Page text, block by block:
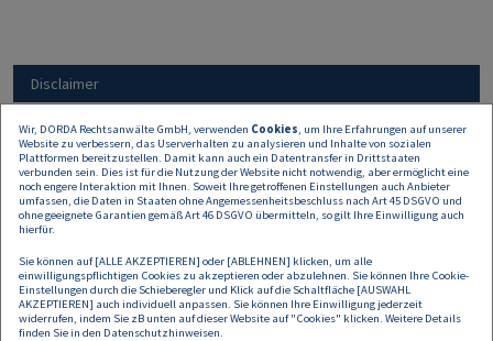
Disclaimer
Alle Angaben auf dieser Website dienen nur der
Erstinformation und können keine rechtliche oder
sonstige Beratung sein oder ersetzen. Daher
übernehmen wir keine Haftung für allfälligen
Schadenersatz.
Wir, DORDA Rechtsanwälte GmbH, verwenden Cookies, um Ihre Erfahrungen auf unserer
Website zu verbessern, das Userverhalten zu analysieren und Inhalte von sozialen
Plattformen bereitzustellen. Damit kann auch ein Datentransfer in Drittstaaten
verbunden sein. Dies ist für die Nutzung der Website nicht notwendig, aber ermöglicht eine
noch engere Interaktion mit Ihnen. Soweit Ihre getroffenen Einstellungen auch Anbieter
umfassen, die Daten in Staaten ohne Angemessenheitsbeschluss nach Art 45 DSGVO und
ohne geeignete Garantien gemäß Art 46 DSGVO übermitteln, so gilt Ihre Einwilligung auch
hierfür.
Sie können auf [ALLE AKZEPTIEREN] oder [ABLEHNEN] klicken, um alle
einwilligungspflichtigen Cookies zu akzeptieren oder abzulehnen. Sie können Ihre Cookie-
Einstellungen durch die Schieberegler und Klick auf die Schaltfläche [AUSWAHL
AKZEPTIEREN] auch individuell anpassen. Sie können Ihre Einwilligung jederzeit
widerrufen, indem Sie zB unten auf dieser Website auf "Cookies" klicken. Weitere Details
finden Sie in den Datenschutzhinweisen.